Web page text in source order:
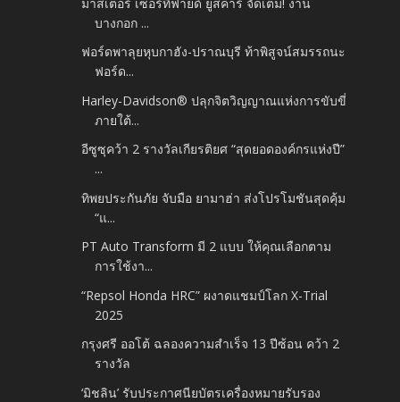
บางกอก ...
ฟอร์ดพาลุยหุบกาฮัง-ปราณบุรี ท้าพิสูจน์สมรรถนะ
ฟอร์ด...
Harley-Davidson® ปลุกจิตวิญญาณแห่งการขับขี่
ภายใต้...
อีซูซุคว้า 2 รางวัลเกียรติยศ “สุดยอดองค์กรแห่งปี”
...
ทิพยประกันภัย จับมือ ยามาฮ่า ส่งโปรโมชันสุดคุ้ม
“แ...
PT Auto Transform มี 2 แบบ ให้คุณเลือกตาม
การใช้งา...
“Repsol Honda HRC” ผงาดแชมป์โลก X-Trial
2025
กรุงศรี ออโต้ ฉลองความสำเร็จ 13 ปีซ้อน คว้า 2
รางวัล
‘มิชลิน’ รับประกาศนียบัตรเครื่องหมายรับรอง